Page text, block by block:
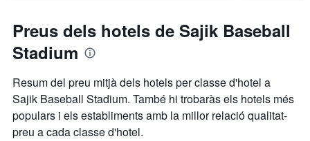
Preus dels hotels de Sajik Baseball
Stadium
Resum del preu mitjà dels hotels per classe d'hotel a
Sajik Baseball Stadium. També hi trobaràs els hotels més
populars i els establiments amb la millor relació qualitat-
preu a cada classe d'hotel.